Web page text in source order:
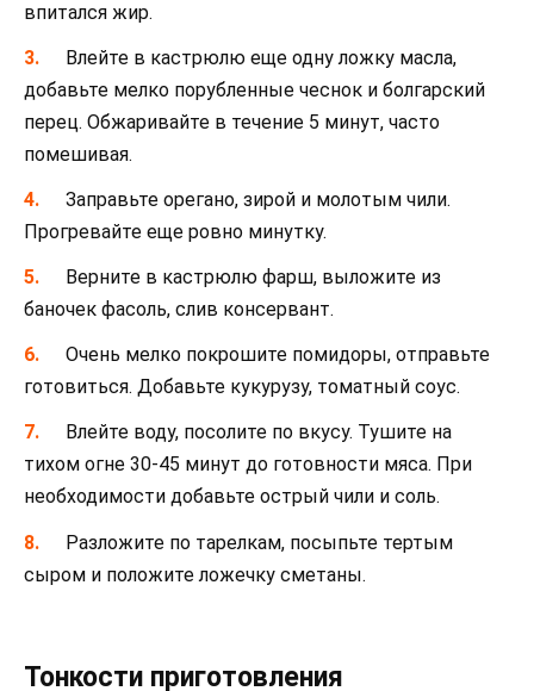
впитался жир.
Влейте в кастрюлю еще одну ложку масла,
добавьте мелко порубленные чеснок и болгарский
перец. Обжаривайте в течение 5 минут, часто
помешивая.
Заправьте орегано, зирой и молотым чили.
Прогревайте еще ровно минутку.
Верните в кастрюлю фарш, выложите из
баночек фасоль, слив консервант.
Очень мелко покрошите помидоры, отправьте
готовиться. Добавьте кукурузу, томатный соус.
Влейте воду, посолите по вкусу. Тушите на
тихом огне 30-45 минут до готовности мяса. При
необходимости добавьте острый чили и соль.
Разложите по тарелкам, посыпьте тертым
сыром и положите ложечку сметаны.
Тонкости приготовления